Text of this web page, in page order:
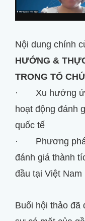
Nội dung chính
HƯỚNG &
TRONG TỔ
· Xu hướng
hoạt động đánh
quốc tế
· Phương
đánh giá thành
đầu tại Việt Nam
Buổi hội thảo đã